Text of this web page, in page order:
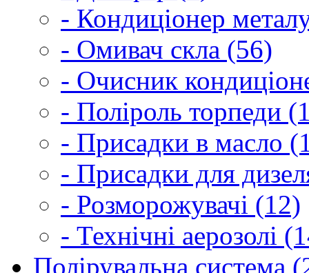
- Кондиціонер
- Омивач скла (56)
- Очисник
- Поліроль торпеди
- Присадки в масло
- Присадки для
- Розморожувачі (12)
- Технічні аерозолі
Полірувальна система